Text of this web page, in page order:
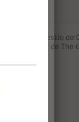
al estilo de
una canción de The